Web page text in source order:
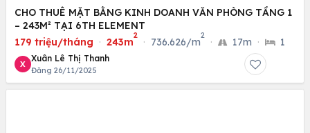
CHO THUÊ MẶT BẰNG KINH DOANH VĂN PHÒNG TẦNG 1
– 243M² TẠI 6TH ELEMENT
179 triệu/tháng · 243m
2
· 736.626/m
2
· 17m · 1
X
Xuân Lê Thị Thanh
Đăng 26/11/2025